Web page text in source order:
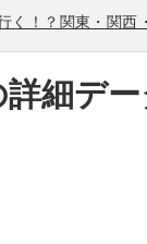
く！？関東・関西
細デー